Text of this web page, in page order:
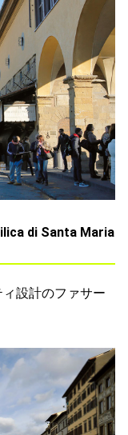
di Santa Maria
設計のファサー